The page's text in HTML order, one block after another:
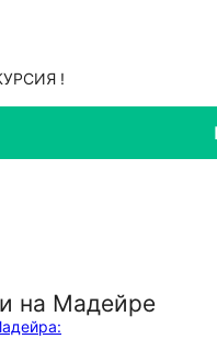
ли она
Спасибо большое,
!
на Мадейре